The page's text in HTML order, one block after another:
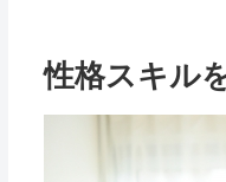
性格スキル